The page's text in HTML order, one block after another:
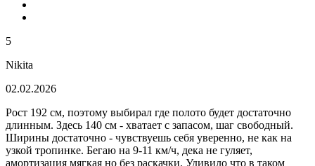
5
Nikita
02.02.2026
Рост 192 см, поэтому выбирал где полото будет достаточно
длинным. Здесь 140 см - хватает с запасом, шаг свободный.
Ширины достаточно - чувствуешь себя уверенно, не как на
узкой тропинке. Бегаю на 9-11 км/ч, дека не гуляет,
амортизация мягкая но без раскачки. Удивило что в таком